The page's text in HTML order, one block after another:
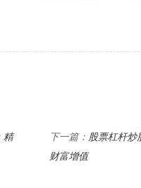
精
下一篇： 股票杠杆炒
财富增值